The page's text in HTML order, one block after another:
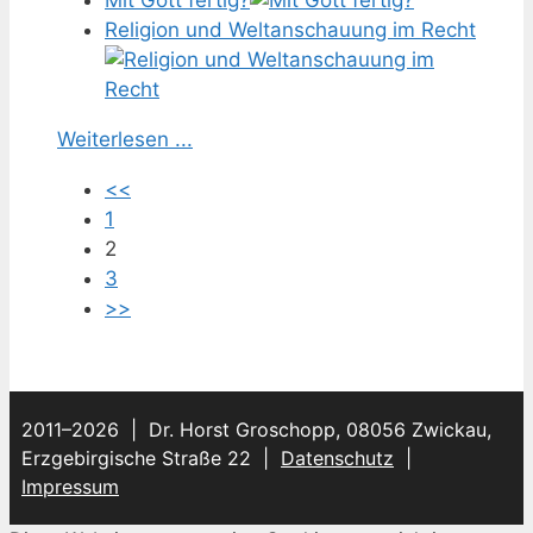
Religion und Weltanschauung im Recht
Weiterlesen ...
<<
1
2
3
>>
2011–2026 | Dr. Horst Groschopp, 08056 Zwickau,
Erzgebirgische Straße 22 | Datenschutz
Impressum